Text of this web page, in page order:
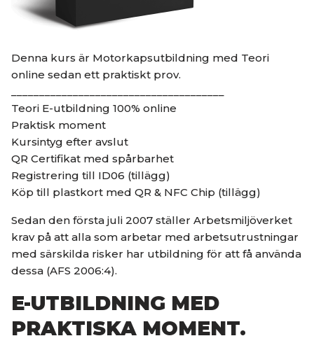
Denna kurs är Motorkapsutbildning med Teori
online sedan ett praktiskt prov.
Teori E-utbildning 100% online
Praktisk moment
Kursintyg efter avslut
QR Certifikat med spårbarhet
Registrering till ID06 (tillägg)
Köp till plastkort med QR & NFC Chip (tillägg)
Sedan den första juli 2007 ställer Arbetsmiljöverket
krav på att alla som arbetar med arbetsutrustningar
med särskilda risker har utbildning för att få använda
dessa (AFS 2006:4).
E-UTBILDNING MED
PRAKTISKA MOMENT.